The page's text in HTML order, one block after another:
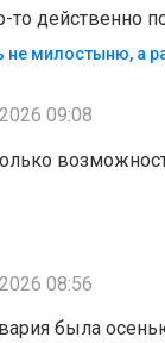
то действенно
не милостыню, а
09:08
только
08:56
была